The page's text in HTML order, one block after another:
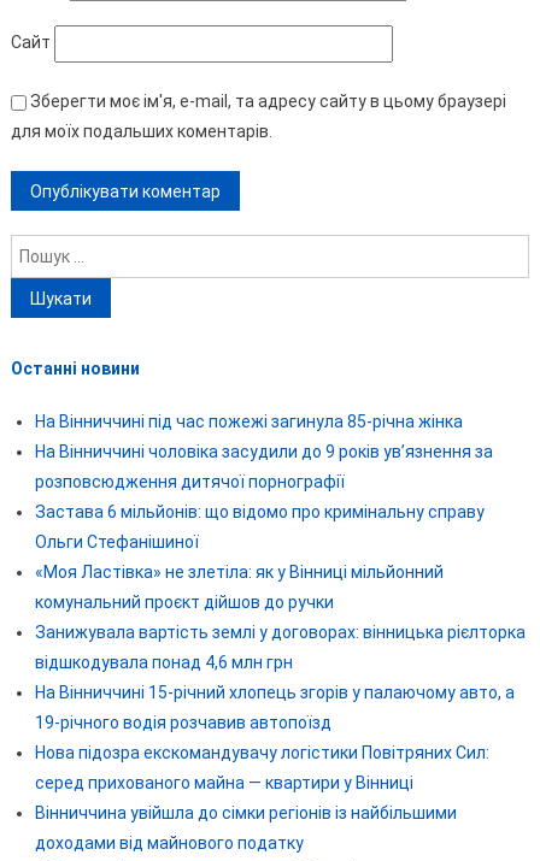
Сайт
Зберегти моє ім'я, e-mail, та адресу сайту в цьому браузері
для моїх подальших коментарів.
Пошук:
Останні новини
На Вінниччині під час пожежі загинула 85-річна жінка
На Вінниччині чоловіка засудили до 9 років ув’язнення за
розповсюдження дитячої порнографії
Застава 6 мільйонів: що відомо про кримінальну справу
Ольги Стефанішиної
«Моя Ластівка» не злетіла: як у Вінниці мільйонний
комунальний проєкт дійшов до ручки
Занижувала вартість землі у договорах: вінницька рієлторка
відшкодувала понад 4,6 млн грн
На Вінниччині 15-річний хлопець згорів у палаючому авто, а
19-річного водія розчавив автопоїзд
Нова підозра екскомандувачу логістики Повітряних Сил:
серед прихованого майна — квартири у Вінниці
Вінниччина увійшла до сімки регіонів із найбільшими
доходами від майнового податку